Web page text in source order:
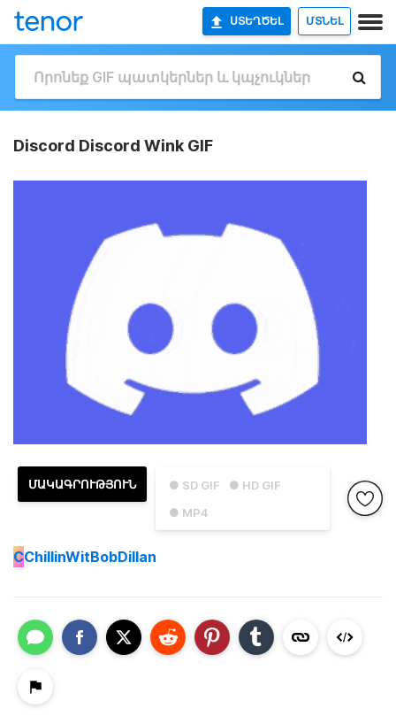
ՍՏԵՂԾԵԼ ՄՏՆԵԼ
Discord Discord Wink GIF
● SD GIF
● HD GIF
● MP4
ՄԱԿԱԳՐՈՒԹՅՈՒՆ
CChillinWitBobDillan